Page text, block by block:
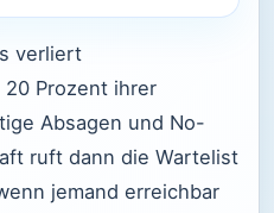
verliert
Prozent ihrer
Absagen und No-
ruft dann die Wartelist
jemand erreichbar